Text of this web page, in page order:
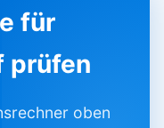
für
prüfen
oben